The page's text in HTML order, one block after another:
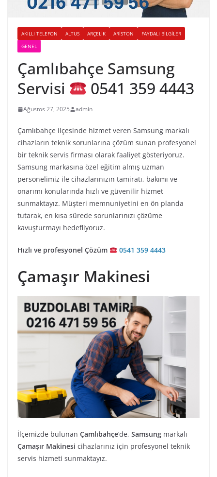
AKILLI TELEFON ALTUS ARÇELIK ARISTON
FAYDALI BILGILER
GENEL
Çamlıbahçe Samsung
Servisi
0541 359 4443
Ağustos 27, 2025 admin
Çamlıbahçe ilçesinde hizmet veren Samsung markalı
cihazların teknik sorunlarına çözüm sunan profesyonel
bir teknik servis firması olarak faaliyet gösteriyoruz.
Samsung markasına özel eğitim almış uzman
personelimiz ile cihazlarınızın tamiratı, bakımı ve
onarımı konularında hızlı ve güvenilir hizmet
sunmaktayız. Müşteri memnuniyetini en ön planda
tutarak, en kısa sürede sorunlarınızı çözüme
kavuşturmayı hedefliyoruz.
Hızlı ve profesyonel Çözüm 0541 359 4443
Çamaşır Makinesi
İlçemizde bulunan Çamlıbahçe‘de, Samsung markalı
Çamaşır Makinesi cihazlarınız için profesyonel teknik
servis hizmeti sunmaktayız.